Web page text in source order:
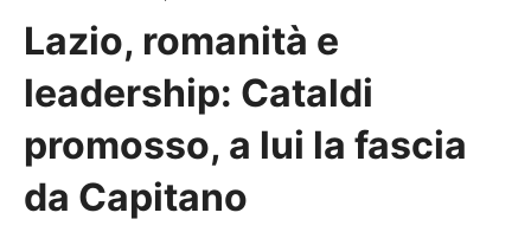
Lazio, romanità e
leadership: Cataldi
promosso, a lui la fascia
da Capitano